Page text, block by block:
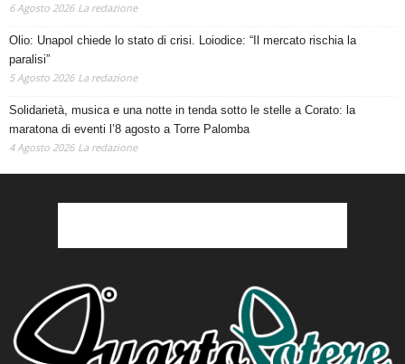
6 Agosto 2026 La redazione
Olio: Unapol chiede lo stato di crisi. Loiodice: “Il mercato rischia la
paralisi”
5 Agosto 2026 La redazione
Solidarietà, musica e una notte in tenda sotto le stelle a Corato: la
maratona di eventi l’8 agosto a Torre Palomba
4 Agosto 2026 La redazione